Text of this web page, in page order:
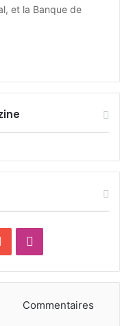
et la Banque de
o
n
Commentaires